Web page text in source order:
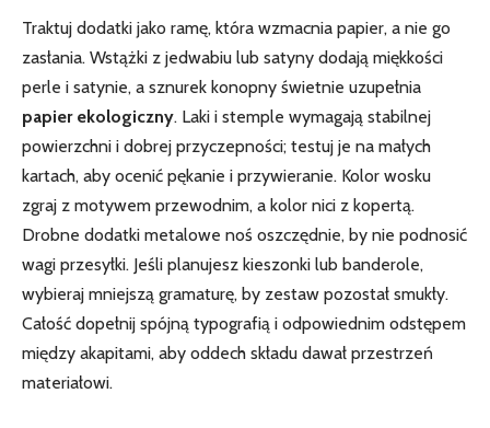
Traktuj dodatki jako ramę, która wzmacnia papier, a nie go
zasłania. Wstążki z jedwabiu lub satyny dodają miękkości
perle i satynie, a sznurek konopny świetnie uzupełnia
papier ekologiczny. Laki i stemple wymagają stabilnej
powierzchni i dobrej przyczepności; testuj je na małych
kartach, aby ocenić pękanie i przywieranie. Kolor wosku
zgraj z motywem przewodnim, a kolor nici z kopertą.
Drobne dodatki metalowe noś oszczędnie, by nie podnosić
wagi przesyłki. Jeśli planujesz kieszonki lub banderole,
wybieraj mniejszą gramaturę, by zestaw pozostał smukły.
Całość dopełnij spójną typografią i odpowiednim odstępem
między akapitami, aby oddech składu dawał przestrzeń
materiałowi.